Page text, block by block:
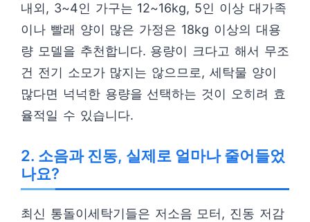
내외, 3~4인 가구는 12~16kg, 5인 이상 대가족
이나 빨래 양이 많은 가정은 18kg 이상의 대용
량 모델을 추천합니다. 용량이 크다고 해서 무조
건 전기 소모가 많지는 않으므로, 세탁물 양이
많다면 넉넉한 용량을 선택하는 것이 오히려 효
율적일 수 있습니다.
2. 소음과 진동, 실제로 얼마나 줄어들었
나요?
최신 통돌이세탁기들은 저소음 모터, 진동 저감